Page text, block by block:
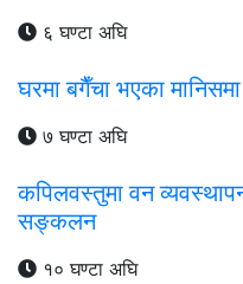
६ घण्टा अघि
घरमा बगैँचा भएका
७ घण्टा अघि
कपिलवस्तुमा वन
सङ्कलन
१० घण्टा अघि